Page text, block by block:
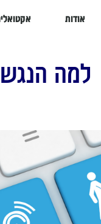
אודות
למה